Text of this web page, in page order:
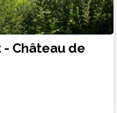
Château de